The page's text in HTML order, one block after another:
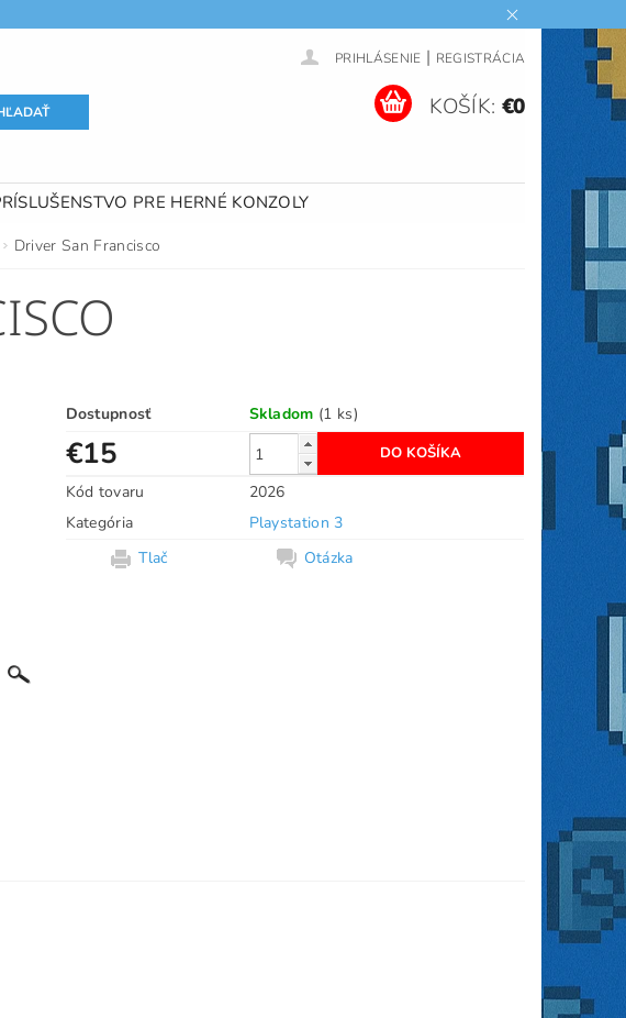
PRIHLÁSENIE | REGISTRÁCIA
KOŠÍK: €0
PRE HERNÉ KONZOLY
Driver San Francisco
Dostupnosť Skladom (1 ks)
€15
Kód tovaru
2026
Kategória
Playstation 3
Tlač
Otázka